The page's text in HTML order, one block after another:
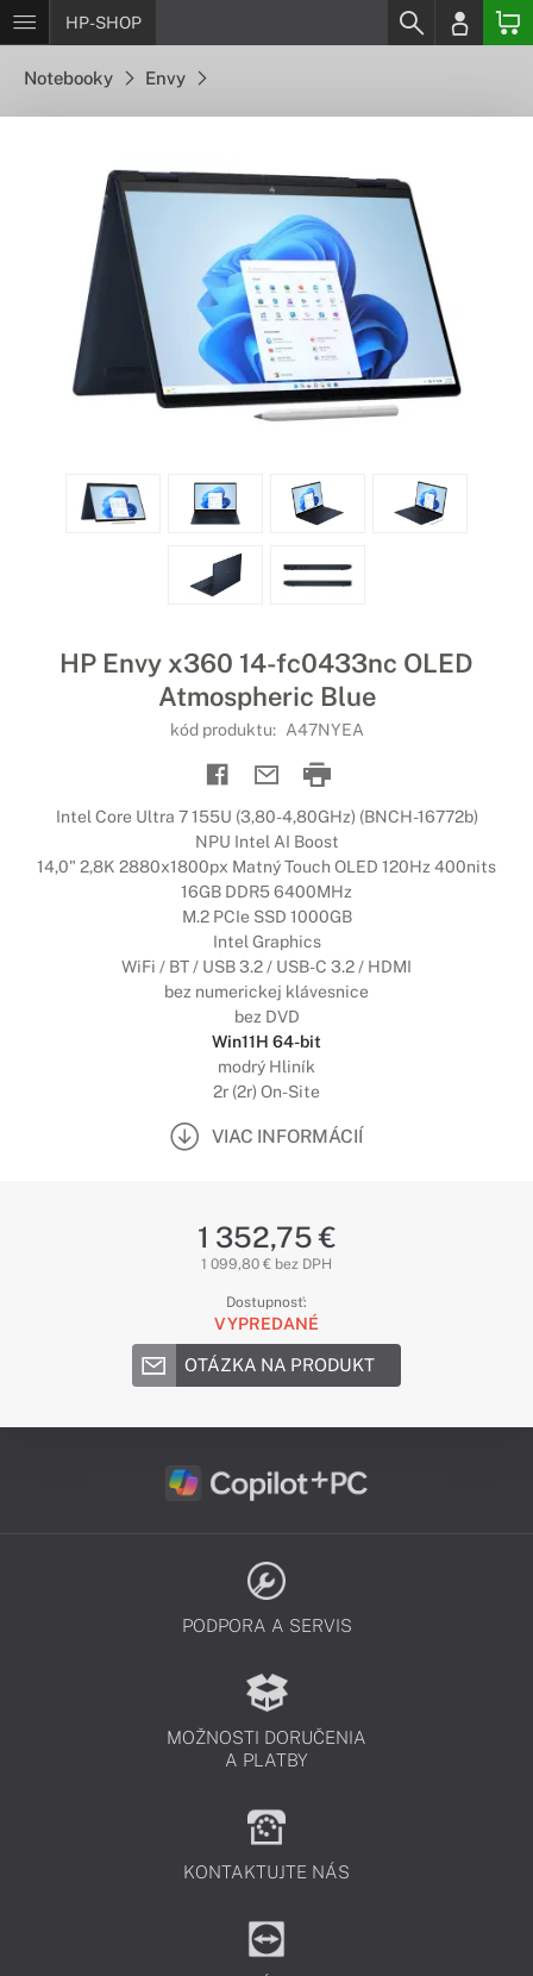
HP-SHOP
Notebooky Envy
HP Envy x360 14-fc0433nc OLED
Atmospheric Blue
kód produktu: A47NYEA
Intel Core Ultra 7 155U (3,80-4,80GHz) (BNCH-16772b)
NPU Intel AI Boost
14,0" 2,8K 2880x1800px Matný Touch OLED 120Hz 400nits
16GB DDR5 6400MHz
M.2 PCIe SSD 1000GB
Intel Graphics
WiFi / BT / USB 3.2 / USB-C 3.2 / HDMI
bez numerickej klávesnice
bez DVD
Win11H 64-bit
modrý Hliník
2r (2r) On-Site
VIAC INFORMÁCIÍ
1 352,75 €
1 099,80 € bez DPH
Dostupnosť:
VYPREDANÉ
OTÁZKA NA PRODUKT
PODPORA A SERVIS
MOŽNOSTI DORUČENIA
A PLATBY
KONTAKTUJTE NÁS